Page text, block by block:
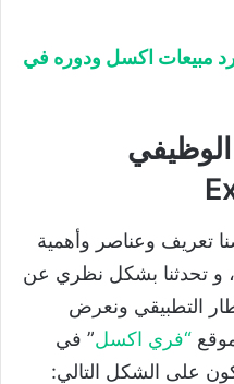
مبيعات اكسل ودوره في
تعريف وعناصر وأهمية
و تحدثنا بشكل نظري عن
التطبيقي ونعرض
“فري اكسل” في
على الشكل التالي: